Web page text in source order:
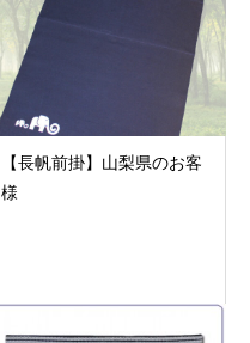
【長帆前掛】山梨県のお客
様